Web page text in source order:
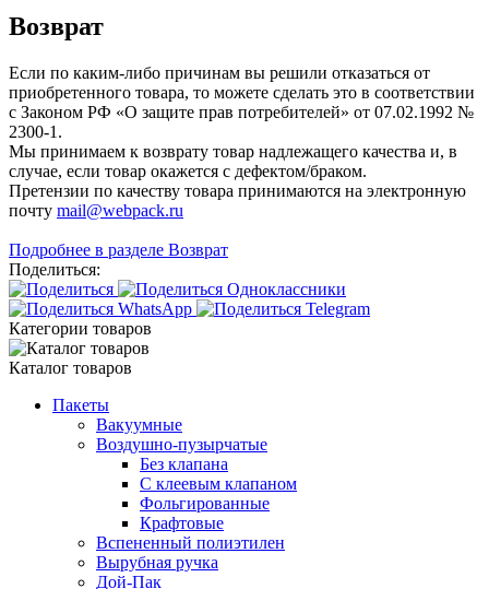
Возврат
Если по каким-либо причинам вы решили отказаться от
приобретенного товара, то можете сделать это в соответствии
с Законом РФ «О защите прав потребителей» от 07.02.1992 №
2300-1.
Мы принимаем к возврату товар надлежащего качества и, в
случае, если товар окажется с дефектом/браком.
Претензии по качеству товара принимаются на электронную
почту mail@webpack.ru
Подробнее в разделе Возврат
Поделиться:
Категории товаров
Каталог товаров
Пакеты
Вакуумные
Воздушно-пузырчатые
Без клапана
С клеевым клапаном
Фольгированные
Крафтовые
Вспененный полиэтилен
Вырубная ручка
Дой-Пак